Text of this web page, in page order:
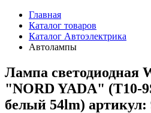
Главная
Каталог товаров
Каталог Автоэлектрика
Автолампы
Лампа светодиодная
"NORD YADA" (T10-
белый 54lm) артикул: